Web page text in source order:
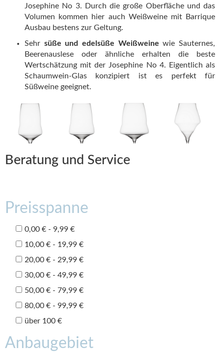
Josephine No 3. Durch die große Oberfläche und das
Volumen kommen hier auch Weißweine mit Barrique
Ausbau bestens zur Geltung.
Sehr süße und edelsüße Weißweine wie Sauternes,
Beerenauslese oder ähnliche erhalten die beste
Wertschätzung mit der Josephine No 4. Eigentlich als
Schaumwein-Glas konzipiert ist es perfekt für
Süßweine geeignet.
Beratung und Service
Preisspanne
0,00 € - 9,99 €
10,00 € - 19,99 €
20,00 € - 29,99 €
30,00 € - 49,99 €
50,00 € - 79,99 €
80,00 € - 99,99 €
über 100 €
Anbaugebiet